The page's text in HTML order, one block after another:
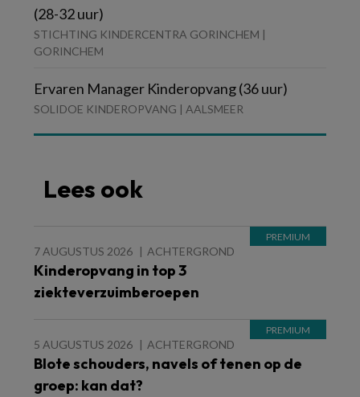
(28-32 uur)
STICHTING KINDERCENTRA GORINCHEM |
GORINCHEM
Ervaren Manager Kinderopvang (36 uur)
SOLIDOE KINDEROPVANG | AALSMEER
Lees ook
7 AUGUSTUS 2026 ACHTERGROND
Kinderopvang in top 3
ziekteverzuimberoepen
5 AUGUSTUS 2026 ACHTERGROND
Blote schouders, navels of tenen op de
groep: kan dat?